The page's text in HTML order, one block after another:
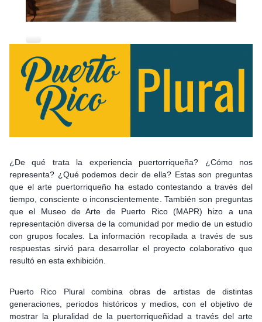
¿De qué trata la experiencia puertorriqueña? ¿Cómo nos
representa? ¿Qué podemos decir de ella? Estas son preguntas
que el arte puertorriqueño ha estado contestando a través del
tiempo, consciente o inconscientemente. También son preguntas
que el Museo de Arte de Puerto Rico (MAPR) hizo a una
representación diversa de la comunidad por medio de un estudio
con grupos focales. La información recopilada a través de sus
respuestas sirvió para desarrollar el proyecto colaborativo que
resultó en esta exhibición.
Puerto Rico Plural combina obras de artistas de distintas
generaciones, periodos históricos y medios, con el objetivo de
mostrar la pluralidad de la puertorriqueñidad a través del arte